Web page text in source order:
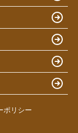
ポリシー